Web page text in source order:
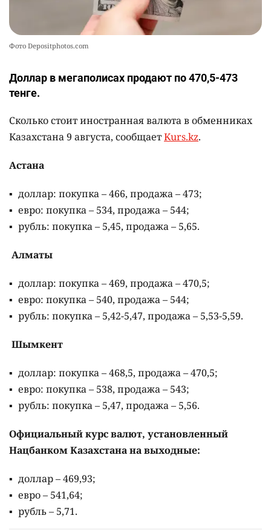
Фото Depositphotos.com
Доллар в мегаполисах продают по 470,5-473
тенге.
Сколько стоит иностранная валюта в обменниках
Казахстана 9 августа, сообщаетKurs.kz.
Астана
доллар: покупка – 466, продажа – 473;
евро: покупка – 534, продажа – 544;
рубль: покупка – 5,45, продажа – 5,65.
Алматы
доллар: покупка – 469, продажа – 470,5;
евро: покупка – 540, продажа – 544;
рубль: покупка – 5,42-5,47, продажа – 5,53-5,59.
Шымкент
доллар: покупка – 468,5, продажа – 470,5;
евро: покупка – 538, продажа – 543;
рубль: покупка – 5,47, продажа – 5,56.
Официальный курс валют, установленный
Нацбанком Казахстана на выходные:
доллар – 469,93;
евро – 541,64;
рубль – 5,71.